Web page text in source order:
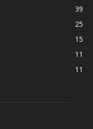
39
25
15
11
11